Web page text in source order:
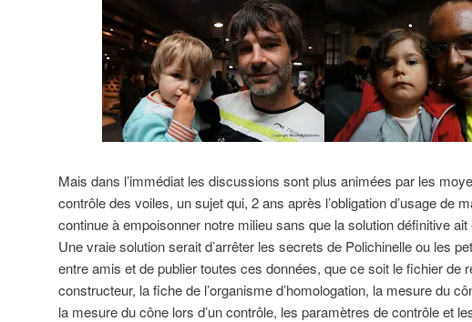
Mais dans l’immédiat les discussions sont plus animées par les
contrôle des voiles, un sujet qui, 2 ans après l’obligation d’usage de
continue à empoisonner notre milieu sans que la solution définitive
Une vraie solution serait d’arrêter les secrets de Polichinelle ou les
entre amis et de publier toutes ces données, que ce soit le fichier de
constructeur, la fiche de l’organisme d’homologation, la mesure du
la mesure du cône lors d’un contrôle, les paramètres de contrôle et